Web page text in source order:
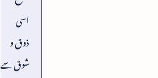
اسی
ذوق و
شوق سے